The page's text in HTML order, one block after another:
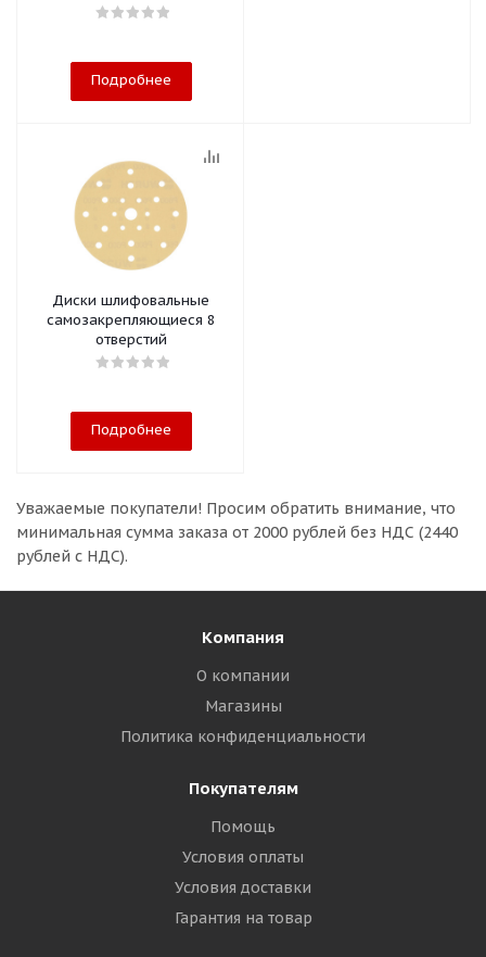
Подробнее
Диски шлифовальные
самозакрепляющиеся 8
отверстий
Подробнее
Уважаемые покупатели! Просим обратить внимание, что
минимальная сумма заказа от 2000 рублей без НДС (2440
рублей с НДС).
Компания
О компании
Магазины
Политика конфиденциальности
Покупателям
Помощь
Условия оплаты
Условия доставки
Гарантия на товар